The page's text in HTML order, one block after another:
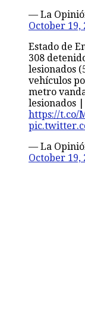
— La
October 19,
Estado de
308
lesionados
vehículos
metro
lesionados
https://t.co/
— La
October 19,